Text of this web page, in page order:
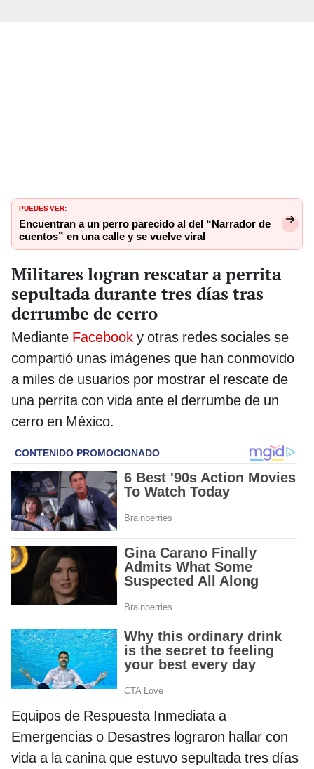
PUEDES VER:
Encuentran a un perro parecido al del “Narrador de
cuentos” en una calle y se vuelve viral
Militares logran rescatar a perrita
sepultada durante tres días tras
derrumbe de cerro
Mediante Facebook y otras redes sociales se
compartió unas imágenes que han conmovido
a miles de usuarios por mostrar el rescate de
una perrita con vida ante el derrumbe de un
cerro en México.
Equipos de Respuesta Inmediata a
Emergencias o Desastres lograron hallar con
vida a la canina que estuvo sepultada tres días